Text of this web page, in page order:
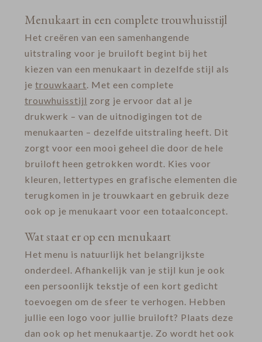
Menukaart in een complete trouwhuisstijl
Het creëren van een samenhangende
uitstraling voor je bruiloft begint bij het
kiezen van een menukaart in dezelfde stijl als
je trouwkaart. Met een complete
trouwhuisstijl zorg je ervoor dat al je
drukwerk – van de uitnodigingen tot de
menukaarten – dezelfde uitstraling heeft. Dit
zorgt voor een mooi geheel die door de hele
bruiloft heen getrokken wordt. Kies voor
kleuren, lettertypes en grafische elementen die
terugkomen in je trouwkaart en gebruik deze
ook op je menukaart voor een totaalconcept.
Wat staat er op een menukaart
Het menu is natuurlijk het belangrijkste
onderdeel. Afhankelijk van je stijl kun je ook
een persoonlijk tekstje of een kort gedicht
toevoegen om de sfeer te verhogen. Hebben
jullie een logo voor jullie bruiloft? Plaats deze
dan ook op het menukaartje. Zo wordt het ook